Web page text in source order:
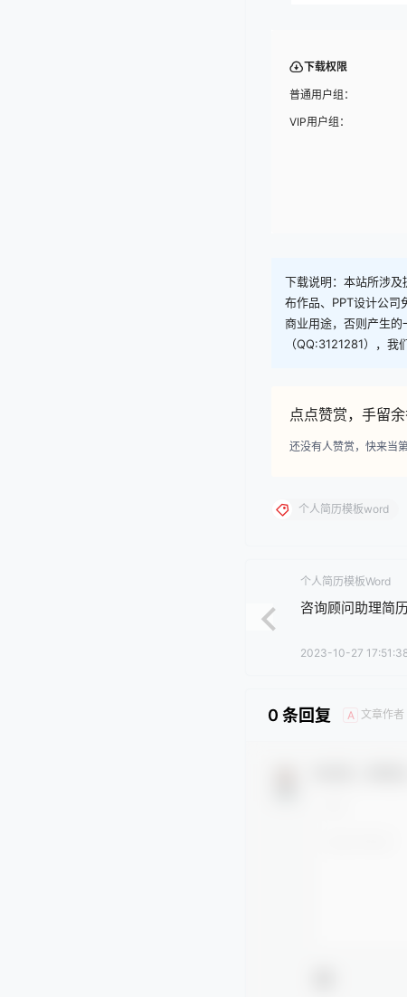
下载权限
普通用户组：
VIP用户组：
下载说明：本站所涉及
布作品、PPT设计公司
商业用途，否则产生
（QQ:3121281），我
点点赞赏，手留
还没有人赞赏，快来当
个人简历模板word
个人简历模板Word
咨询顾问助理简
2023-10-27
0 条回复 A 文章作者